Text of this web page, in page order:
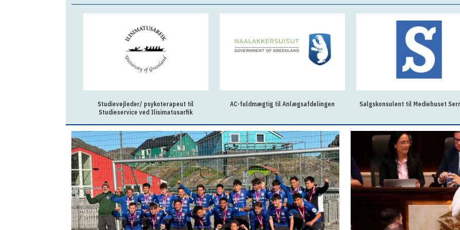
Studievejleder/ psykoterapeut til
Studieservice ved Ilisimatusarfik
AC-fuldmægtig til Anlægsafdelingen Salgskonsulent til Mediehuset